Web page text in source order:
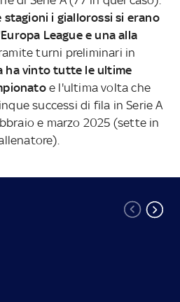
i giallorossi si erano
League e una alla
turni preliminari in
ha vinto tutte le ultime
e l'ultima volta che
successi di fila in Serie A
e marzo 2025 (sette in